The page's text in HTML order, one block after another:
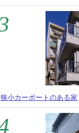
狭小カーポートのある家